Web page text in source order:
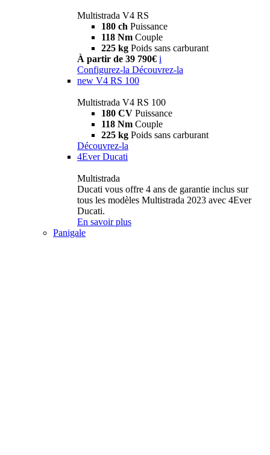
Multistrada V4 RS
180 ch Puissance
118 Nm Couple
225 kg Poids sans carburant
À partir de 39 790€ i
Configurez-la Découvrez-la
new V4 RS 100
Multistrada V4 RS 100
180 CV Puissance
118 Nm Couple
225 kg Poids sans carburant
Découvrez-la
4Ever Ducati
Multistrada
Ducati vous offre 4 ans de garantie inclus sur
tous les modèles Multistrada 2023 avec 4Ever
Ducati.
En savoir plus
Panigale